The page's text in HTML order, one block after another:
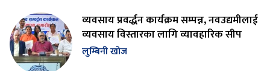
व्यवसाय प्रवर्द्धन कार्यक्रम सम्पन्न, नवउद्यमीलाई
व्यवसाय विस्तारका लागि व्यावहारिक सीप
लुम्बिनी खोज